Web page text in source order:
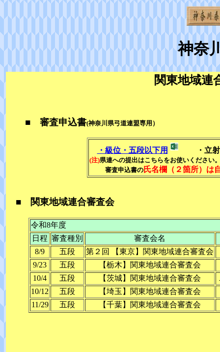
神奈
関東地域
■ 審査申込書(神奈川県弓道連盟専用）
・級位・五段以下用 ・立射
(注)県連への提出はこちらをお使いください
審査申込書の氏名欄（２箇所）は
■ 関東地域連合審査会
令和8年度
日程 審査種別
審査会名
8/9
五段
第２回 【東京】関東地域連合審査会
9/23
五段
【栃木】関東地域連合審査会
10/4
五段 【茨城】関東地域連合審査会
10/12
五段
【埼玉】関東地域連合審査会
11/29
五段 【千葉】関東地域連合審査会